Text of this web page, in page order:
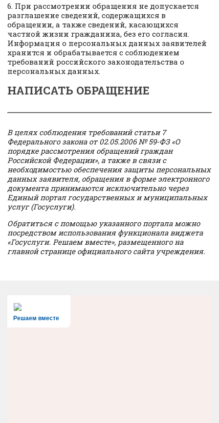
6. При рассмотрении обращения не допускается
разглашение сведений, содержащихся в
обращении, а также сведений, касающихся
частной жизни гражданина, без его согласия.
Информация о персональных данных заявителей
хранится и обрабатывается с соблюдением
требований российского законодательства о
персональных данных.
НАПИСАТЬ ОБРАЩЕНИЕ
В целях соблюдения требований статьи 7
Федерального закона от 02.05.2006 № 59-ФЗ «О
порядке рассмотрения обращений граждан
Российской Федерации», а также в связи с
необходимостью обеспечения защиты персональных
данных заявителя, обращения в форме электронного
документа принимаются исключительно через
Единый портал государственных и муниципальных
услуг (Госуслуги).
Обратиться с помощью указанного портала можно
посредством использования функционала виджета
«Госуслуги. Решаем вместе», размещенного на
главной странице официального сайта учреждения.
Решаем вместе